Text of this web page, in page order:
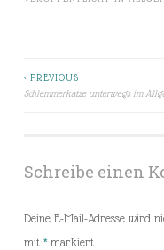
< PREVIOUS
Schlemmerkatze unterwegs im
Schreibe einen
Deine E-Mail-Adresse wird
mit *markiert